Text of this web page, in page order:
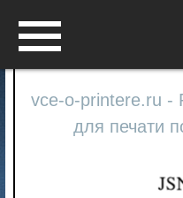
vce-o-printere.ru -
для печати